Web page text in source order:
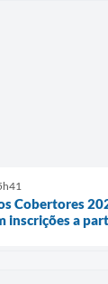
Cobertores
inscrições a